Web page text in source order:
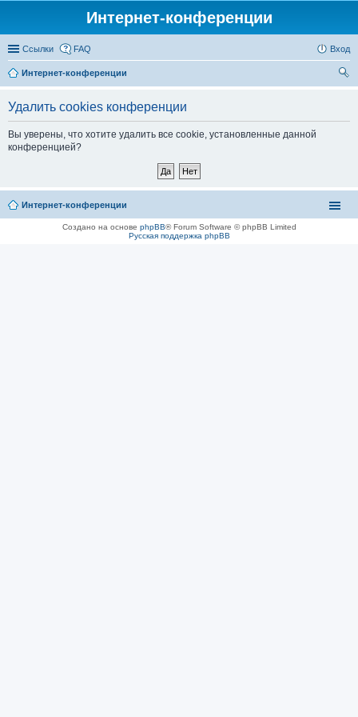
Интернет-конференции
Ссылки FAQ Вход
Интернет-конференции
Удалить cookies конференции
Вы уверены, что хотите удалить все cookie, установленные данной
конференцией?
Интернет-конференции
Создано на основе phpBB® Forum Software © phpBB Limited
Русская поддержка phpBB